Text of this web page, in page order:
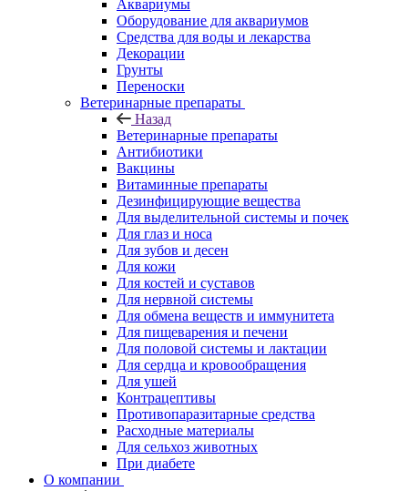
Аквариумы
Оборудование для аквариумов
Средства для воды и лекарства
Декорации
Грунты
Переноски
Ветеринарные препараты
Назад
Ветеринарные препараты
Антибиотики
Вакцины
Витаминные препараты
Дезинфицирующие вещества
Для выделительной системы и почек
Для глаз и носа
Для зубов и десен
Для кожи
Для костей и суставов
Для нервной системы
Для обмена веществ и иммунитета
Для пищеварения и печени
Для половой системы и лактации
Для сердца и кровообращения
Для ушей
Контрацептивы
Противопаразитарные средства
Расходные материалы
Для сельхоз животных
При диабете
О компании